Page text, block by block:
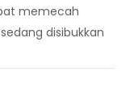
memecah
disibukkan